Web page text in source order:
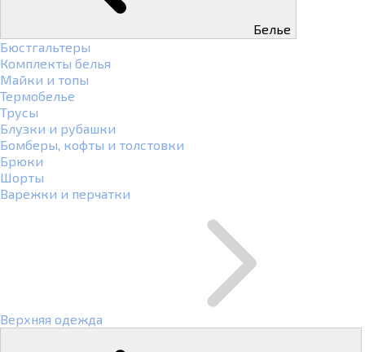
Белье
Бюстгальтеры
Комплекты белья
Майки и топы
Термобелье
Трусы
Блузки и рубашки
Бомберы, кофты и толстовки
Брюки
Шорты
Варежки и перчатки
Верхняя одежда